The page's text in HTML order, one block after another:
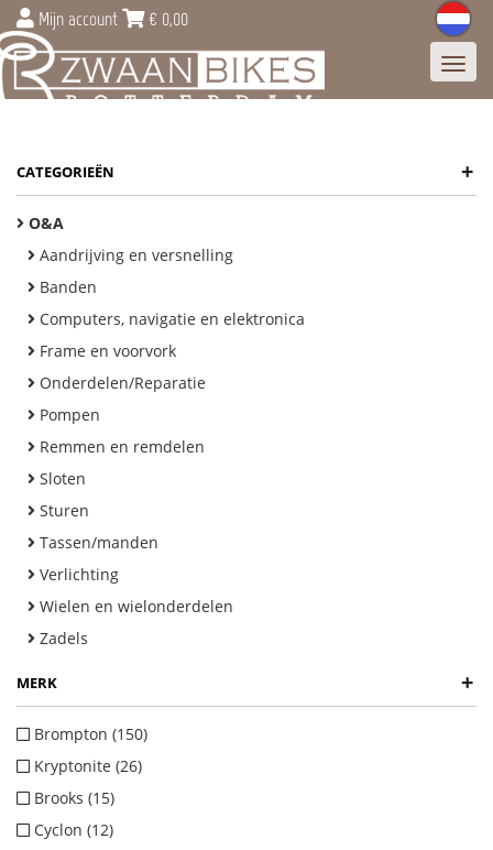
Mijn account € 0,00
CATEGORIEËN +
O&A
Aandrijving en versnelling
Banden
Computers, navigatie en elektronica
Frame en voorvork
Onderdelen/Reparatie
Pompen
Remmen en remdelen
Sloten
Sturen
Tassen/manden
Verlichting
Wielen en wielonderdelen
Zadels
MERK +
Brompton (150)
Kryptonite (26)
Brooks (15)
Cyclon (12)